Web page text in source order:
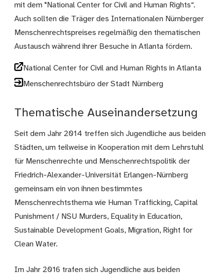
mit dem "National Center for Civil and Human Rights“.
Auch sollten die Träger des Internationalen Nürnberger
Menschenrechtspreises regelmäßig den thematischen
Austausch während ihrer Besuche in Atlanta fördern.
National Center for Civil and Human Rights in Atlanta
Menschenrechtsbüro der Stadt Nürnberg
Thematische Auseinandersetzung
Seit dem Jahr 2014 treffen sich Jugendliche aus beiden
Städten, um teilweise in Kooperation mit dem Lehrstuhl
für Menschenrechte und Menschenrechtspolitik der
Friedrich-Alexander-Universität Erlangen-Nürnberg
gemeinsam ein von ihnen bestimmtes
Menschenrechtsthema wie Human Trafficking, Capital
Punishment / NSU Murders, Equality in Education,
Sustainable Development Goals, Migration, Right for
Clean Water.
Im Jahr 2016 trafen sich Jugendliche aus beiden